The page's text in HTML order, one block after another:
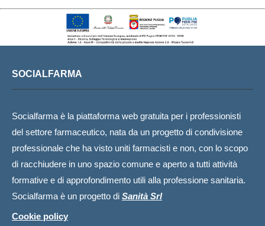
SOCIALFARMA
Socialfarma è la piattaforma web gratuita per i professionisti
del settore farmaceutico, nata da un progetto di condivisione
professionale che ha visto uniti farmacisti e non, con lo scopo
di racchiudere in uno spazio comune e aperto a tutti attività
formative e di approfondimento utili alla professione sanitaria.
Socialfarma è un progetto di Sanità Srl
Cookie policy